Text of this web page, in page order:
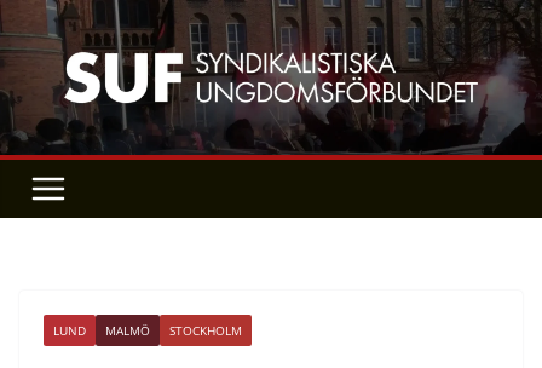
Skip
to
content
LUND MALMÖ STOCKHOLM